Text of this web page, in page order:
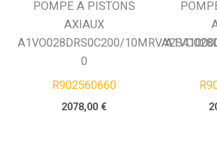
POMPE A PISTONS
AXIAUX
A1VO028DRS0C200/
0
R902560660
2078,00€